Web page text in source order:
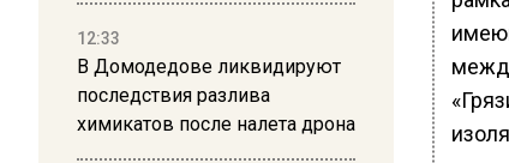
12:33
В Домодедове ликвидируют
последствия разлива
химикатов после налета дрона